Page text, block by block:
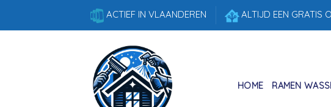
ACTIEF IN VLAANDEREN ALTIJD EEN GRATIS
HOME RAMEN